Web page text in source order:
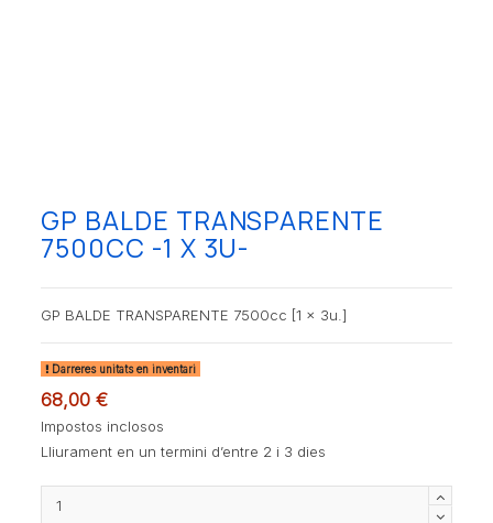
GP BALDE TRANSPARENTE
7500CC -1 X 3U-
GP BALDE TRANSPARENTE 7500cc [1 x 3u.]
Darreres unitats en inventari
68,00 €
Impostos inclosos
Lliurament en un termini d’entre 2 i 3 dies